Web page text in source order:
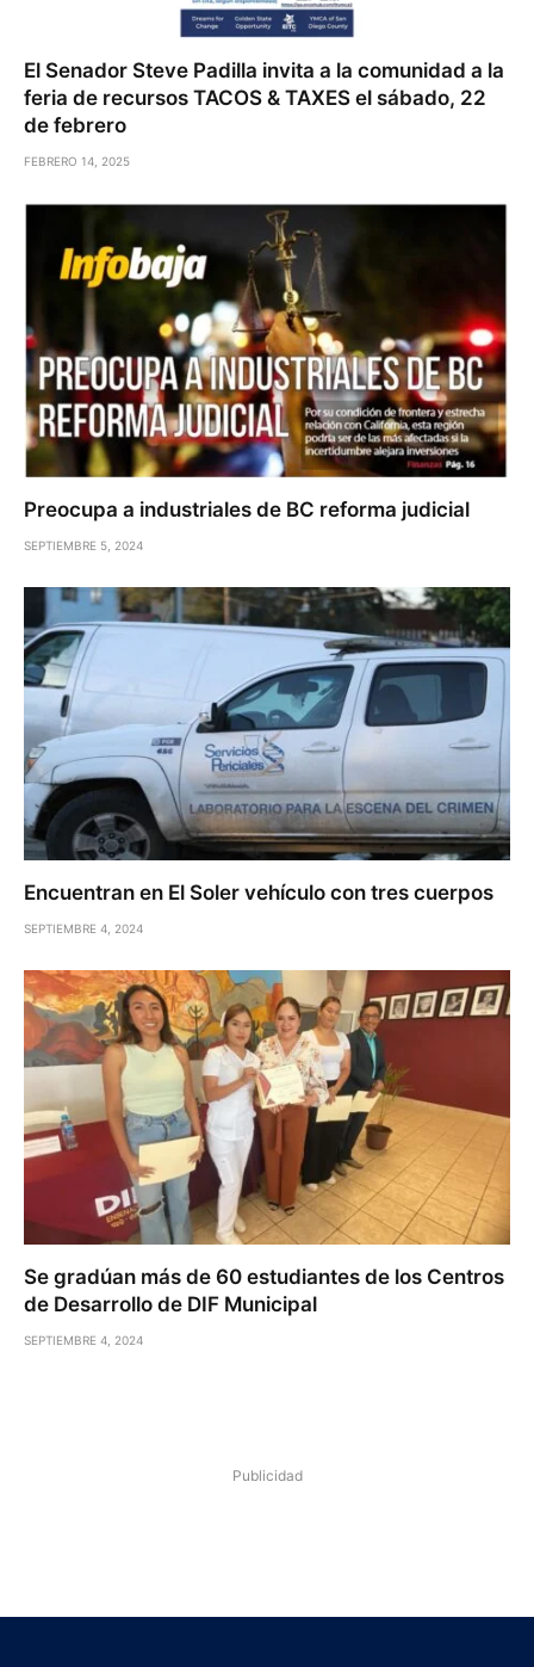
El Senador Steve Padilla invita a la comunidad a la
feria de recursos TACOS & TAXES el sábado, 22
de febrero
FEBRERO 14, 2025
Preocupa a industriales de BC reforma judicial
SEPTIEMBRE 5, 2024
Encuentran en El Soler vehículo con tres cuerpos
SEPTIEMBRE 4, 2024
Se gradúan más de 60 estudiantes de los Centros
de Desarrollo de DIF Municipal
SEPTIEMBRE 4, 2024
Publicidad